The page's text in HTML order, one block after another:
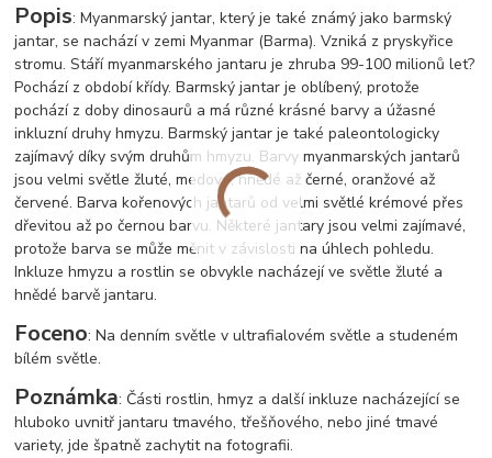
Popis: Myanmarský jantar, který je také známý jako barmský
jantar, se nachází v zemi Myanmar (Barma). Vzniká z pryskyřice
stromu. Stáří myanmarského jantaru je zhruba 99-100 milionů let?
Pochází z období křídy. Barmský jantar je oblíbený, protože
pochází z doby dinosaurů a má různé krásné barvy a úžasné
inkluzní druhy hmyzu. Barmský jantar je také paleontologicky
zajímavý díky svým druhům hmyzu. Barvy myanmarských jantarů
jsou velmi světle žluté, medové, hnědé až černé, oranžové až
červené. Barva kořenových jantarů od velmi světlé krémové přes
dřevitou až po černou barvu. Některé jantary jsou velmi zajímavé,
protože barva se může měnit v závislosti na úhlech pohledu.
Inkluze hmyzu a rostlin se obvykle nacházejí ve světle žluté a
hnědé barvě jantaru.
Foceno: Na denním světle v ultrafialovém světle a studeném
bílém světle.
Poznámka: Části rostlin, hmyz a další inkluze nacházející se
hluboko uvnitř jantaru tmavého, třešňového, nebo jiné tmavé
variety, jde špatně zachytit na fotografii.